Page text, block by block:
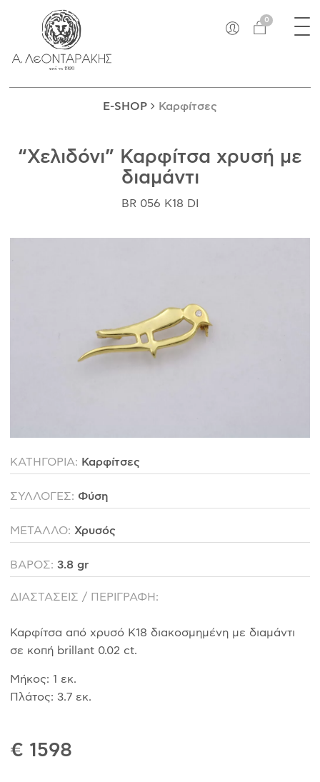
0 ×
E-SHOP
ΜΟΝΑΔΙΚΆ
ΔΑΚΤΥΛΊΔΙΑ
ΒΡΑΧΙΌΛΙΑ
ΣΚΟΥΛΑΡΊΚΙΑ
Ο ΛΟΓΑΡΙΑΣΜΌΣ ΜΟΥ
ΚΑΛΆΘΙ ΑΓΟΡΏΝ
ΑΠΟΣΤΟΛΈΣ/ΕΠΙΣΤΡΟΦΈΣ
ΌΡΟΙ ΥΠΗΡΕΣΙΏΝ
E-SHOP Καρφίτσες
“Χελιδόνι” Καρφίτσα χρυσή με
διαμάντι
BR 056 K18 DI
ΚΑΤΗΓΟΡΙΑ: Καρφίτσες
ΣΥΛΛΟΓΕΣ: Φύση
ΜΕΤΑΛΛΟ: Χρυσός
ΒΑΡΟΣ: 3.8 gr
ΔΙΑΣΤΑΣΕΙΣ / ΠΕΡΙΓΡΑΦΗ:
Καρφίτσα από χρυσό Κ18 διακοσμημένη με διαμάντι
σε κοπή brillant 0.02 ct.
Μήκος: 1 εκ.
Πλάτος: 3.7 εκ.
€ 1598